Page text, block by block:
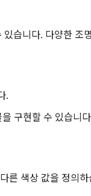
습니다. 다양한 조
.
구현할 수 있습니
른 색상 값을 정의하